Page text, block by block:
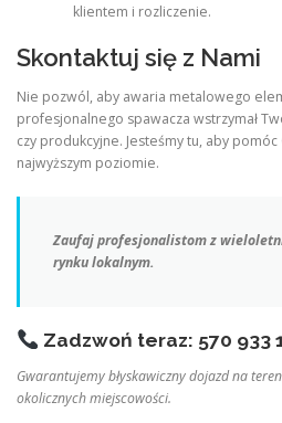
klientem i rozliczenie.
Skontaktuj się z Nami
Nie pozwól, aby awaria metalowego
profesjonalnego spawacza wstrzymał
czy produkcyjne. Jesteśmy tu, aby pomóc
najwyższym poziomie.
Zaufaj profesjonalistom z
rynku lokalnym.
Zadzwoń teraz: 570 933
Gwarantujemy błyskawiczny dojazd na
okolicznych miejscowości.